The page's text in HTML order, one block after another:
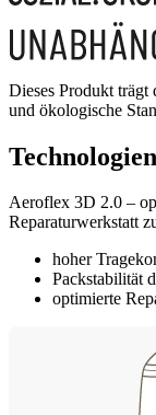
Dieses Produkt trägt
und ökologische
Aeroflex 3D 2.0 –
Reparaturwerkstatt
hoher
Packstabilität
optimierte